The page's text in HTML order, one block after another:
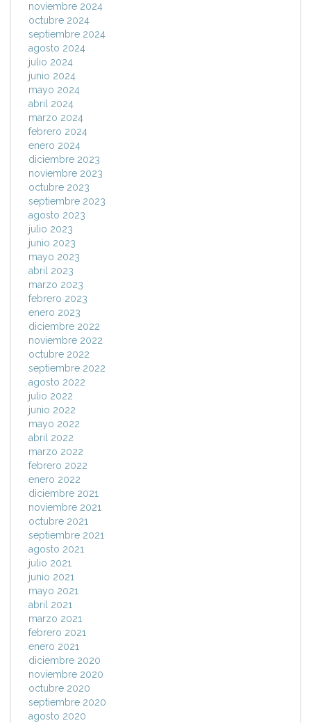
noviembre 2024
octubre 2024
septiembre 2024
agosto 2024
julio 2024
junio 2024
mayo 2024
abril 2024
marzo 2024
febrero 2024
enero 2024
diciembre 2023
noviembre 2023
octubre 2023
septiembre 2023
agosto 2023
julio 2023
junio 2023
mayo 2023
abril 2023
marzo 2023
febrero 2023
enero 2023
diciembre 2022
noviembre 2022
octubre 2022
septiembre 2022
agosto 2022
julio 2022
junio 2022
mayo 2022
abril 2022
marzo 2022
febrero 2022
enero 2022
diciembre 2021
noviembre 2021
octubre 2021
septiembre 2021
agosto 2021
julio 2021
junio 2021
mayo 2021
abril 2021
marzo 2021
febrero 2021
enero 2021
diciembre 2020
noviembre 2020
octubre 2020
septiembre 2020
agosto 2020